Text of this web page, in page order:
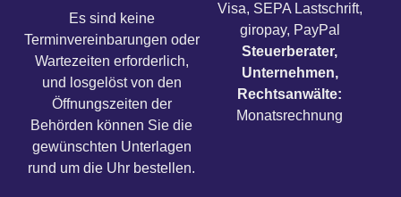
Es sind keine
Terminvereinbarungen oder
Wartezeiten erforderlich,
und losgelöst von den
Öffnungszeiten der
Behörden können Sie die
gewünschten Unterlagen
rund um die Uhr bestellen.
Visa, SEPA Lastschrift,
giropay, PayPal
Steuerberater,
Unternehmen,
Rechtsanwälte:
Monatsrechnung